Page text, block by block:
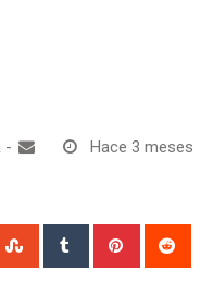
- Hace 3 meses
StumbleUpon
Tumblr Pinterest